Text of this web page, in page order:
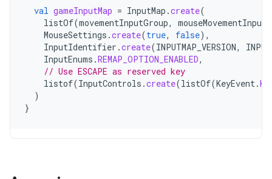
val gameInputMap = InputMap .create(
listOf(movementInputGroup,
MouseSettings .create(true, false),
InputIdentifier .create(INPUTMAP_VERSION,
InputEnums .REMAP_OPTION_ENABLED,
// Use ESCAPE as reserved key
listof(InputControls .create(listOf(KeyEvent.
)
}